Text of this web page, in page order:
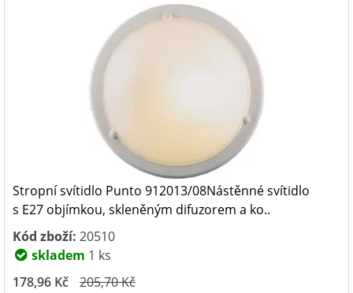
Stropní svítidlo Punto 912013/08Nástěnné svítidlo
s E27 objímkou, skleněným difuzorem a ko..
Kód zboží: 20510
skladem 1 ks
178,96 Kč
205,70 Kč